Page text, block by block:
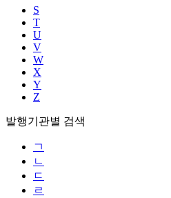
S
T
U
V
W
X
Y
Z
발행기관별 검색
ㄱ
ㄴ
ㄷ
ㄹ